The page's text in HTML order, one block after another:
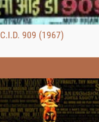
C.I.D. 909 (1967)